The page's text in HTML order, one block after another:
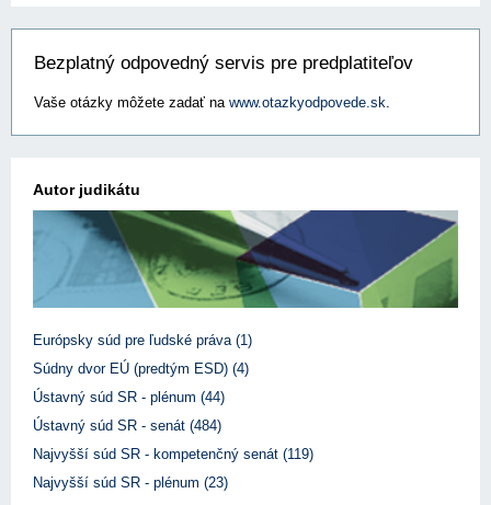
Bezplatný odpovedný servis pre predplatiteľov
Vaše otázky môžete zadať na www.otazkyodpovede.sk.
Autor judikátu
Európsky súd pre ľudské práva (1)
Súdny dvor EÚ (predtým ESD) (4)
Ústavný súd SR - plénum (44)
Ústavný súd SR - senát (484)
Najvyšší súd SR - kompetenčný senát (119)
Najvyšší súd SR - plénum (23)